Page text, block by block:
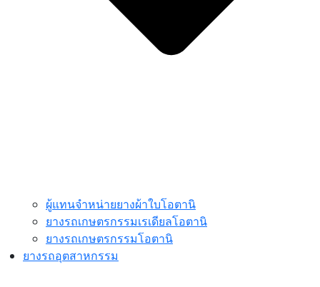
ผู้แทนจำหน่ายยางผ้าใบโอตานิ
ยางรถเกษตรกรรมเรเดียลโอตานิ
ยางรถเกษตรกรรมโอตานิ
ยางรถอุตสาหกรรม